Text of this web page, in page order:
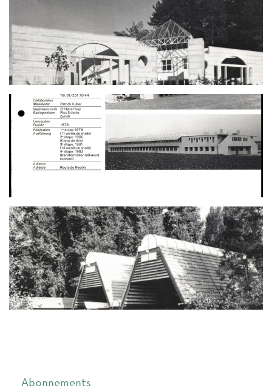
Abonnements